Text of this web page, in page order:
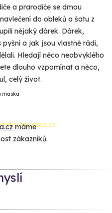
a prarodiče se dmou
do obleků a šatu z
nějaký dárek. Dárek,
a jak jsou vlastně rádi,
Hledají něco neobvyklého
dlouho vzpomínat a něco,
celý život.
máme
zákazníků.